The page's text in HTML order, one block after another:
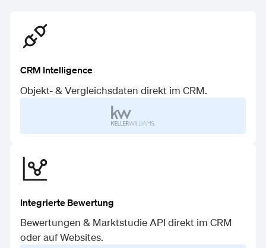
CRM Intelligence
Objekt- & Vergleichsdaten direkt im CRM.
Integrierte Bewertung
Bewertungen & Marktstudie API direkt im CRM
oder auf Websites.